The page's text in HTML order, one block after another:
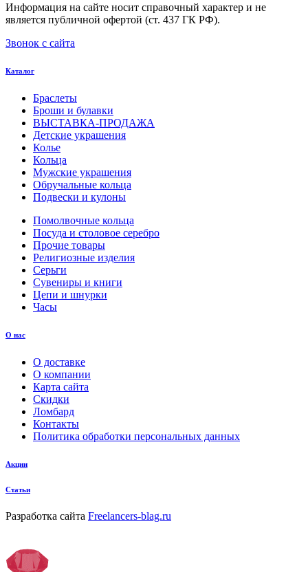
Информация на сайте носит справочный характер и не
является публичной офертой (ст. 437 ГК РФ).
Звонок с сайта
Каталог
Браслеты
Броши и булавки
ВЫСТАВКА-ПРОДАЖА
Детские украшения
Колье
Кольца
Мужские украшения
Обручальные кольца
Подвески и кулоны
Помолвочные кольца
Посуда и столовое серебро
Прочие товары
Религиозные изделия
Серьги
Сувениры и книги
Цепи и шнурки
Часы
О нас
О доставке
О компании
Карта сайта
Скидки
Ломбард
Контакты
Политика обработки персональных данных
Акции
Статьи
Разработка сайта Freelancers-blag.ru